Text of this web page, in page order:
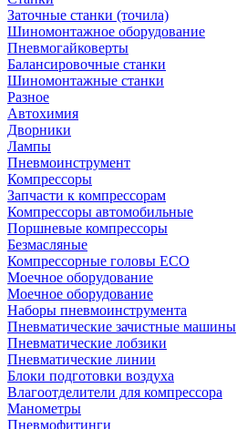
Заточные станки (точила)
Шиномонтажное оборудование
Пневмогайковерты
Балансировочные станки
Шиномонтажные станки
Разное
Автохимия
Дворники
Лампы
Пневмоинструмент
Компрессоры
Запчасти к компрессорам
Компрессоры автомобильные
Поршневые компрессоры
Безмасляные
Компрессорные головы ECO
Моечное оборудование
Моечное оборудование
Наборы пневмоинструмента
Пневматические зачистные машины
Пневматические лобзики
Пневматические линии
Блоки подготовки воздуха
Влагоотделители для компрессора
Манометры
Пневмофитинги